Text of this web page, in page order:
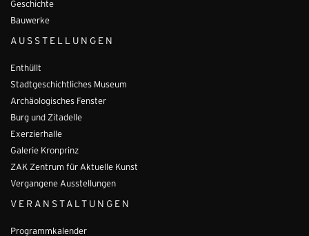
Geschichte
Bauwerke
AUSSTELLUNGEN
Enthüllt
Stadtgeschichtliches Museum
Archäologisches Fenster
Burg und Zitadelle
Exerzierhalle
Galerie Kronprinz
ZAK Zentrum für Aktuelle Kunst
Vergangene Ausstellungen
VERANSTALTUNGEN
Programmkalender